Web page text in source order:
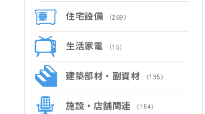
住宅設備 （269）
生活家電 （15）
建築部材・副資材 （135）
施設・店舗関連 （154）